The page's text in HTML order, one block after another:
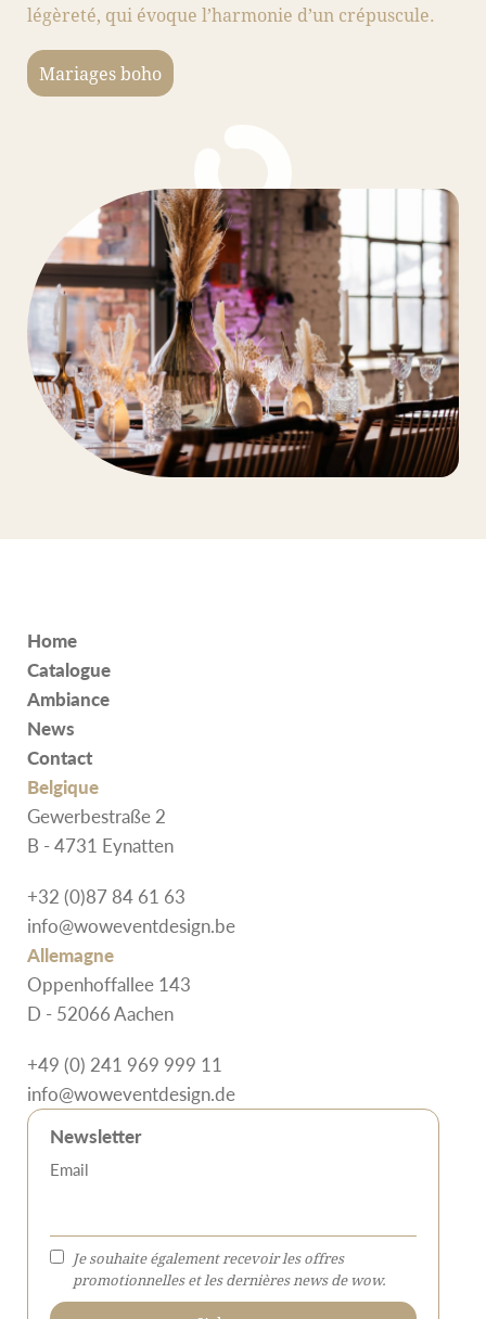
légèreté, qui évoque l’harmonie d’un crépuscule.
Mariages boho
Home
Catalogue
Ambiance
News
Contact
Belgique
Gewerbestraße 2
B - 4731 Eynatten
+32 (0)87 84 61 63
info@woweventdesign.be
Allemagne
Oppenhoffallee 143
D - 52066 Aachen
+49 (0) 241 969 999 11
info@woweventdesign.de
Newsletter
Email
Je souhaite également recevoir les offres
promotionnelles et les dernières news de wow.